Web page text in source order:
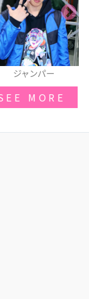
シャツ
MORE